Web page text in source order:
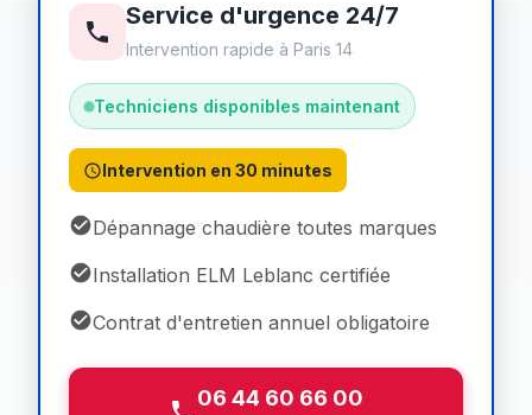
Service d'urgence 24/7
Intervention rapide à Paris 14
Techniciens disponibles maintenant
Intervention en 30 minutes
Dépannage chaudière toutes marques
Installation ELM Leblanc certifiée
Contrat d'entretien annuel obligatoire
06 44 60 66 00